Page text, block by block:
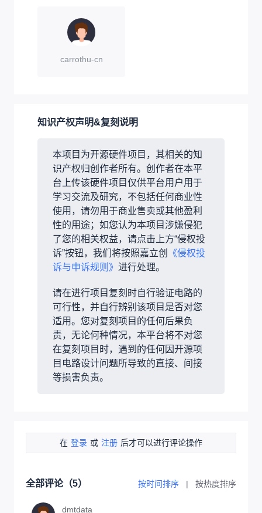
carrothu-cn
知识产权声明&复刻说明
本项目为开源硬件项目，其相关的知
识产权归创作者所有。创作者在本平
台上传该硬件项目仅供平台用户用于
学习交流及研究，不包括任何商业性
使用，请勿用于商业售卖或其他盈利
性的用途；如您认为本项目涉嫌侵犯
了您的相关权益，请点击上方“侵权投
诉”按钮，我们将按照嘉立创
《侵权投
诉与申诉规则》 进行处理。
请在进行项目复刻时自行验证电路的
可行性，并自行辨别该项目是否对您
适用。您对复刻项目的任何后果负
责，无论何种情况，本平台将不对您
在复刻项目时，遇到的任何因开源项
目电路设计问题所导致的直接、间接
等损害负责。
在 登录 或 注册 后才可以进行评论操作
全部评论（5） 按时间排序 | 按热度排序
dmtdata